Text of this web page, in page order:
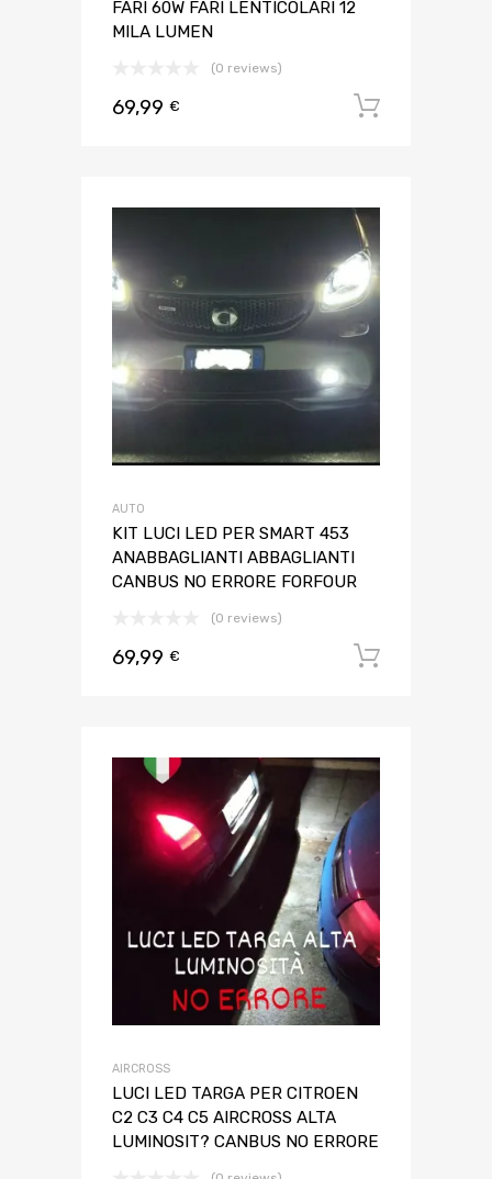
FARI 60W FARI LENTICOLARI 12
MILA LUMEN
(0 reviews)
69,99 €
AUTO
KIT LUCI LED PER SMART 453
ANABBAGLIANTI ABBAGLIANTI
CANBUS NO ERRORE FORFOUR
(0 reviews)
69,99 €
AIRCROSS
LUCI LED TARGA PER CITROEN
C2 C3 C4 C5 AIRCROSS ALTA
LUMINOSIT? CANBUS NO ERRORE